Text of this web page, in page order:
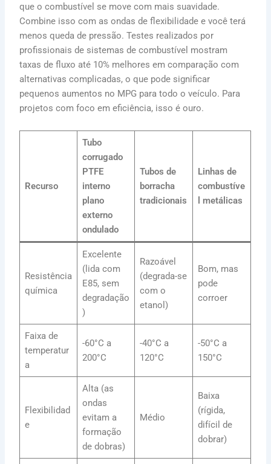
que o combustível se move com mais suavidade.
Combine isso com as ondas de flexibilidade e você terá
menos queda de pressão. Testes realizados por
profissionais de sistemas de combustível mostram
taxas de fluxo até 10% melhores em comparação com
alternativas complicadas, o que pode significar
pequenos aumentos no MPG para todo o veículo. Para
projetos com foco em eficiência, isso é ouro.
Recurso
Tubo
corrugado
PTFE
interno
plano
externo
ondulado
Tubos de
borracha
tradicionais
Linhas de
combustíve
l metálicas
Resistência
química
Excelente
(lida com
E85, sem
degradação
)
Razoável
(degrada-se
com o
etanol)
Bom, mas
pode
corroer
Faixa de
temperatur
a
-60°C a
200°C
-40°C a
120°C
-50°C a
150°C
Flexibilidad
e
Alta (as
ondas
evitam a
formação
de dobras)
Médio
Baixa
(rígida,
difícil de
dobrar)